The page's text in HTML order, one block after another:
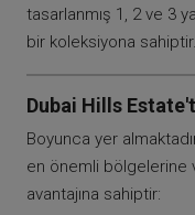
tasarlanmış 1, 2 ve 3
bir koleksiyona sahiptir.
Dubai Hills
Boyunca yer
en önemli bölgelerine
avantajına sahiptir: